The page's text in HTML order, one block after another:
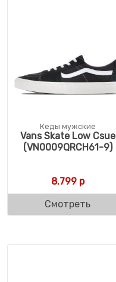
Кеды мужские
Vans Skate Low Csue
(VN0009QRCH61-9)
8.799р
Смотреть